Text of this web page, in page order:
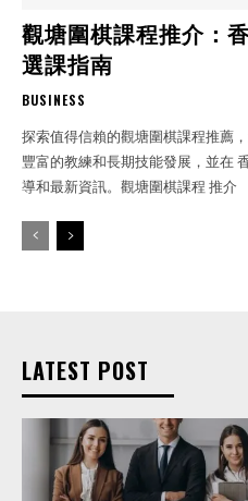
觀塘圍棋課程推介：
選課指南
BUSINESS
探索值得信賴的觀塘圍棋課程推薦
豐富的教練和長期技能發展，並在
導和最新資訊。觀塘圍棋課程 推介
LATEST POST